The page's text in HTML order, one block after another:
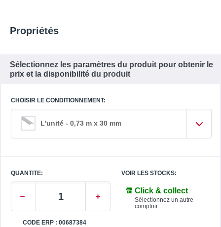
Propriétés
Sélectionnez les paramètres du produit pour obtenir le
prix et la disponibilité du produit
CHOISIR LE CONDITIONNEMENT:
L'unité - 0,73 m x 30 mm
QUANTITE:
CODE ERP : 00687384
VOIR LES STOCKS:
Click & collect
Sélectionnez un autre
comptoir